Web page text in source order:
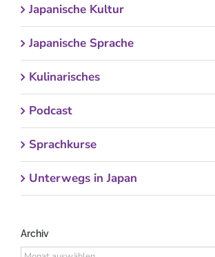
Japanische Kultur
Japanische Sprache
Kulinarisches
Podcast
Sprachkurse
Unterwegs in Japan
Archiv